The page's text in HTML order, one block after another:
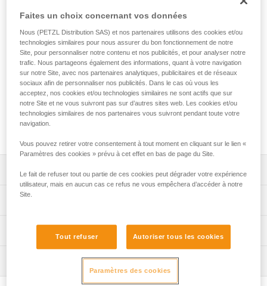
GUIDE
Vis de rechange pour poulies TRAC CLUB, TRAC GUIDE
et TRAC GUIDE LT (pack de 10)
Vis de rechange pour poulies TRAC CLUB, TRAC GUIDE et
TRAC GUIDE LT.
Descriptif
Vis de rechange pour poulies TRAC CLUB, TRAC GUIDE
Compatibles avec les poulies TRAC CLUB (P023ABXX et
P023ACXX), TRAC GUIDE (P024ABXX) et TRAC GUIDE
LT (P024DBXX).
Référence : P023GB00
Conditionnement : vendu par pack de 10
Notice
Télécharger le pdf technical-notice-cover spacer and
screw TRAC-TRAC PLUS-TRAC GUIDE
Faites un choix concernant vos données
Nous (PETZL Distribution SAS) et nos partenaires utilisons des cookies et/ou
technologies similaires pour nous assurer du bon fonctionnement de notre
Site, pour personnaliser notre contenu et nos publicités, et pour analyser notre
trafic. Nous partageons également des informations, quant à votre navigation
sur notre Site, avec nos partenaires analytiques, publicitaires et de réseaux
sociaux afin de personnaliser nos publicités. Dans le cas où vous les
acceptez, nos cookies et/ou technologies similaires ne sont actifs que sur
notre Site et ne vous suivront pas sur d’autres sites web. Les cookies et/ou
technologies similaires de nos partenaires vous suivront pendant toute votre
navigation.
Vous pouvez retirer votre consentement à tout moment en cliquant sur le lien «
Paramètres des cookies » prévu à cet effet en bas de page du Site.
Le fait de refuser tout ou partie de ces cookies peut dégrader votre expérience
utilisateur, mais en aucun cas ce refus ne vous empêchera d’accéder à notre
Site.
Tout refuser Autoriser tous les cookies
Paramètres des cookies